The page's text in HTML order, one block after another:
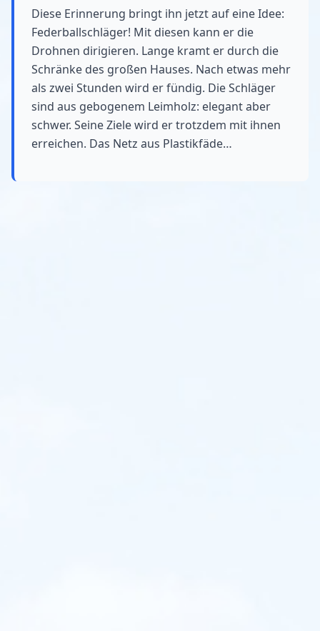
Diese Erinnerung bringt ihn jetzt auf eine Idee:
Federballschläger! Mit diesen kann er die
Drohnen dirigieren. Lange kramt er durch die
Schränke des großen Hauses. Nach etwas mehr
als zwei Stunden wird er fündig. Die Schläger
sind aus gebogenem Leimholz: elegant aber
schwer. Seine Ziele wird er trotzdem mit ihnen
erreichen. Das Netz aus Plastikfäde…